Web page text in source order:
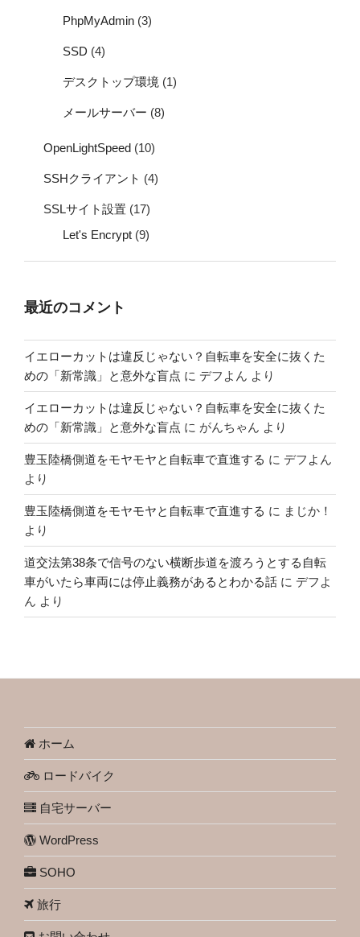
PhpMyAdmin (3)
SSD (4)
デスクトップ環境 (1)
メールサーバー (8)
OpenLightSpeed (10)
SSHクライアント (4)
SSLサイト設置 (17)
Let's Encrypt (9)
最近のコメント
イエローカットは違反じゃない？自転車を安全に抜くた
めの「新常識」と意外な盲点 に デフよん より
イエローカットは違反じゃない？自転車を安全に抜くた
めの「新常識」と意外な盲点 に がんちゃん より
豊玉陸橋側道をモヤモヤと自転車で直進する に デフよん
より
豊玉陸橋側道をモヤモヤと自転車で直進する に まじか！
より
道交法第38条で信号のない横断歩道を渡ろうとする自転
車がいたら車両には停止義務があるとわかる話 に デフよ
ん より
ホーム
ロードバイク
自宅サーバー
WordPress
SOHO
旅行